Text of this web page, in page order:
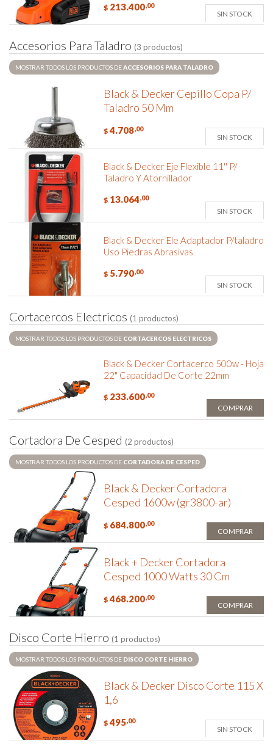
$ 213.400,00
SIN STOCK
Accesorios Para Taladro (3 productos)
MOSTRAR TODOS LOS PRODUCTOS DEACCESORIOS PARA TALADRO
Black & Decker Cepillo Copa P/
Taladro 50 Mm
$ 4.708,00
SIN STOCK
Black & Decker Eje Flexible 11'' P/
Taladro Y Atornillador
$ 13.064,00
SIN STOCK
Black & Decker Ele Adaptador P/taladro
Uso Piedras Abrasivas
$ 5.790,00
SIN STOCK
Cortacercos Electricos (1 productos)
MOSTRAR TODOS LOS PRODUCTOS DE CORTACERCOS ELECTRICOS
Black & Decker Cortacerco 500w - Hoja
22" Capacidad De Corte 22mm
$ 233.600,00
COMPRAR
Cortadora De Cesped (2 productos)
MOSTRAR TODOS LOS PRODUCTOS DE CORTADORA DE CESPED
Black & Decker Cortadora
Cesped 1600w (gr3800-ar)
$ 684.800,00
COMPRAR
Black + Decker Cortadora
Cesped 1000 Watts 30 Cm
$ 468.200,00
COMPRAR
Disco Corte Hierro (1 productos)
MOSTRAR TODOS LOS PRODUCTOS DE DISCO CORTE HIERRO
Black & Decker Disco Corte 115 X
1,6
$ 495,00
SIN STOCK